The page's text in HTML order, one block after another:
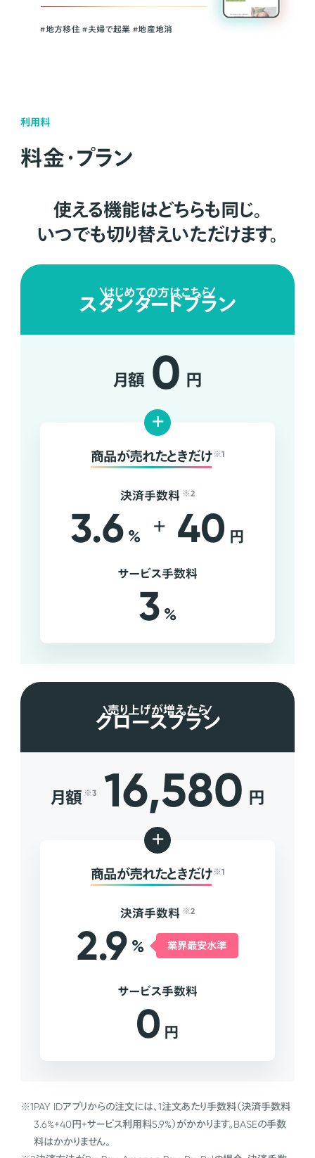
#地方移住 #夫婦で起業 #地産地消
利用料
料金・プラン
使える機能はどちらも同じ。
いつでも切り替えいただけます。
はじめての方はこちら
スタンダードプラン
月額 0 円
+
商品が売れたときだけ ※1
決済手数料 ※2
3.6 % + 40 円
サービス手数料
3 %
売り上げが増えたら
グロースプラン
月額 ※3 16,580 円
+
商品が売れたときだけ ※1
決済手数料 ※2
2.9 % 業界最安水準
サービス手数料
0 円
※1PAY IDアプリからの注文には、1注文あたり手数料（決済手数料
3.6%+40円+サービス利用料5.9%）がかかります。BASEの手数
料はかかりません。